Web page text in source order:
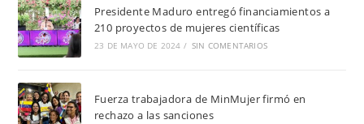
Presidente Maduro entregó financiamientos a
210 proyectos de mujeres científicas
23 DE MAYO DE 2024 / SIN COMENTARIOS
Fuerza trabajadora de MinMujer firmó en
rechazo a las sanciones